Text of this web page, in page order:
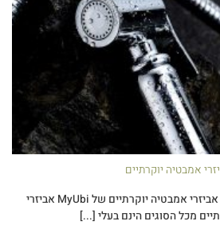
אמבטיה יוקרתיים
אביזרי אמבטיה יוקרתיים אביזרי אמבטיה יוקרתיים של MyUbi אביזרי
מכל הסוגים הינם בעלי [...]